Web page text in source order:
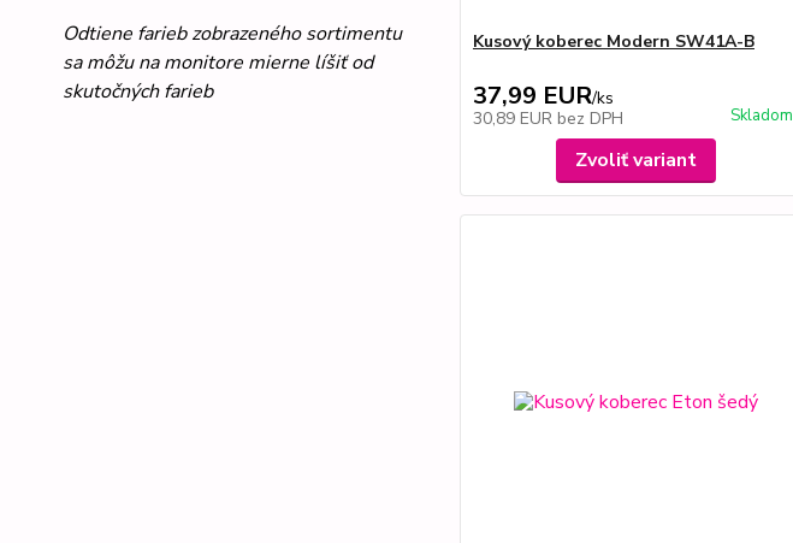
Odtiene farieb zobrazeného sortimentu
sa môžu na monitore mierne líšiť od
skutočných farieb
Kusový koberec Modern SW41A-B
37,99 EUR/ks
30,89 EUR bez DPH Skladom
Zvoliť variant